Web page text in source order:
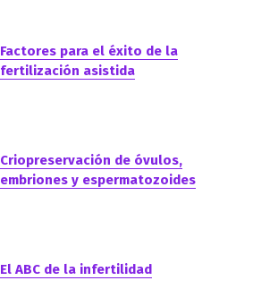
Factores para el éxito de la
fertilización asistida
Criopreservación de óvulos,
embriones y espermatozoides
El ABC de la infertilidad